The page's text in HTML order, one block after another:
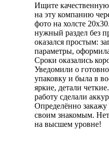
Ищите
на эту компанию
фото на холсте
нужный раздел без
оказался простым:
параметры,
Сроки оказались
Уведомили о
упаковку и была в
яркие, детали
работу сделали
Определённо
своим знакомым. Нет
на высшем уровне!